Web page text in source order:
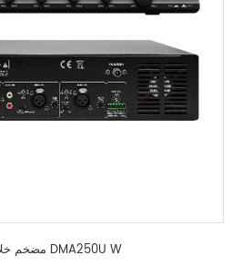
مضخم خلاط رقمي DMA250U W